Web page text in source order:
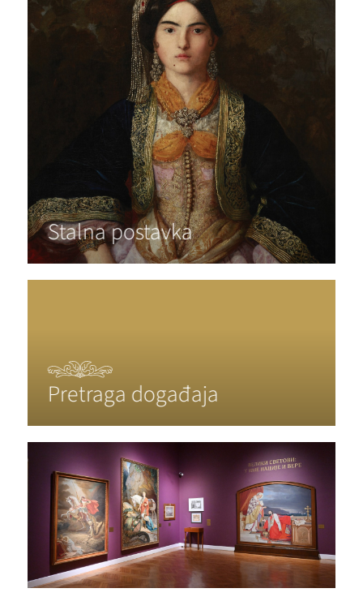
Stalna postavka
Pretraga događaja